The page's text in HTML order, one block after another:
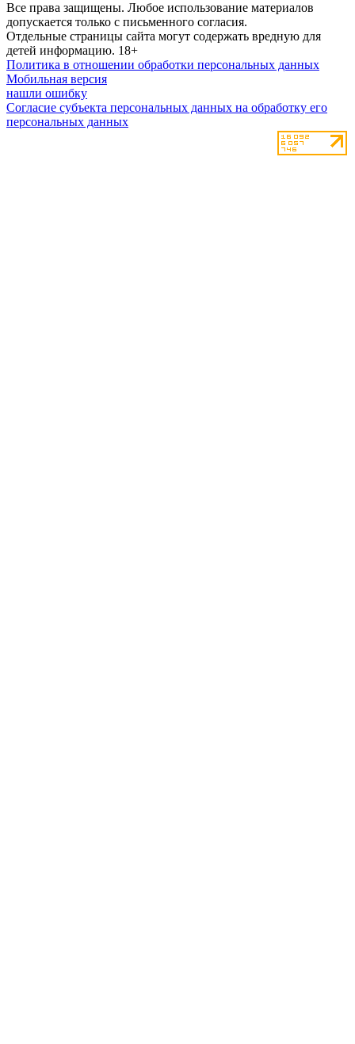
Все права защищены. Любое использование материалов
допускается только с письменного согласия.
Отдельные страницы сайта могут содержать вредную для
детей информацию. 18+
Политика в отношении обработки персональных данных
Мобильная версия
нашли ошибку
Согласие субъекта персональных данных на обработку его
персональных данных